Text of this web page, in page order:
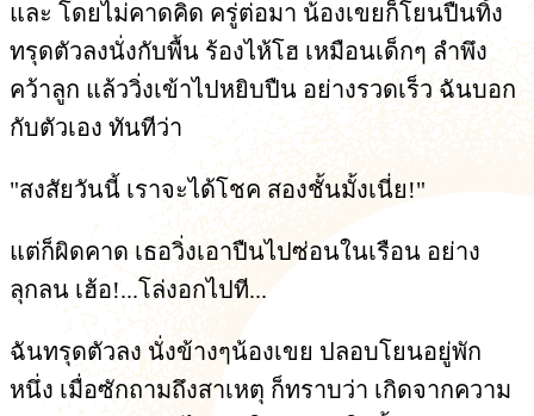
และ โดยไม่คาดคิด ครู่ต่อมา น้องเขยก็โยนปืนทิ้ง
ทรุดตัวลงนั่งกับพื้น ร้องไห้โฮ เหมือนเด็กๆ ลำพึง
คว้าลูก แล้ววิ่งเข้าไปหยิบปืน อย่างรวดเร็ว ฉันบอก
กับตัวเอง ทันทีว่า
"สงสัยวันนี้ เราจะได้โชค สองชั้นมั้งเนี่ย!"
แต่ก็ผิดคาด เธอวิ่งเอาปืนไปซ่อนในเรือน อย่าง
ลุกลน เฮ้อ!...โล่งอกไปที...
ฉันทรุดตัวลง นั่งข้างๆน้องเขย ปลอบโยนอยู่พัก
หนึ่ง เมื่อซักถามถึงสาเหตุ ก็ทราบว่า เกิดจากความ